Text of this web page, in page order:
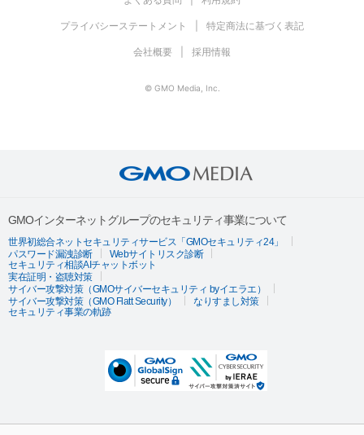
プライバシーステートメント 特定商法に基づく表記
会社概要 採用情報
© GMO Media, Inc.
GMOインターネットグループのセキュリティ事業について
世界初総合ネットセキュリティサービス「GMOセキュリティ24」
パスワード漏洩診断
Webサイトリスク診断
セキュリティ相談AIチャットボット
実在証明・盗聴対策
サイバー攻撃対策（GMOサイバーセキュリティ byイエラエ）
サイバー攻撃対策（GMO Flatt Security）
なりすまし対策
セキュリティ事業の軌跡